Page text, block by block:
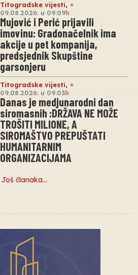
Titogradske vijesti,
09.08.2026. u 09:09h
Mujović i Perić prijavili
imovinu: Gradonačelnik ima
akcije u pet kompanija,
predsjednik Skupštine
garsonjeru
Titogradske vijesti,
09.08.2026. u 09:03h
Danas je medjunarodni dan
siromasnih :DRŽAVA NE MOŽE
TROŠITI MILIONE, A
SIROMAŠTVO PREPUŠTATI
HUMANITARNIM
ORGANIZACIJAMA
Još članaka…